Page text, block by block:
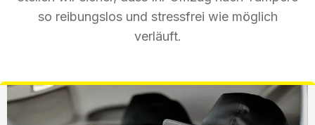
so reibungslos und stressfrei wie möglich
verläuft.